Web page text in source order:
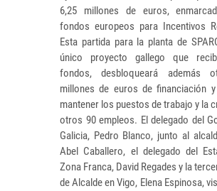
6,25 millones de euros,
fondos europeos para Incentivos
Esta partida para la planta de
único proyecto gallego que
fondos, desbloqueará además
millones de euros de financiación
mantener los puestos de trabajo y la
otros 90 empleos. El delegado del
Galicia, Pedro Blanco, junto al
Abel Caballero, el delegado del
Zona Franca, David Regades y la
de Alcalde en Vigo, Elena Espinosa,